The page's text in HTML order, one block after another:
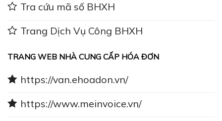
Tra cứu mã số BHXH
Trang Dịch Vụ Công BHXH
TRANG WEB NHÀ CUNG CẤP HÓA ĐƠN
https://van.ehoadon.vn/
https://www.meinvoice.vn/